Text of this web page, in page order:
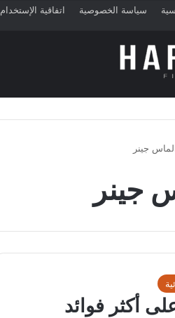
سياسة الخصوصية اتفاقية الإستخدام
جينر
جينر
أكثر فوائد